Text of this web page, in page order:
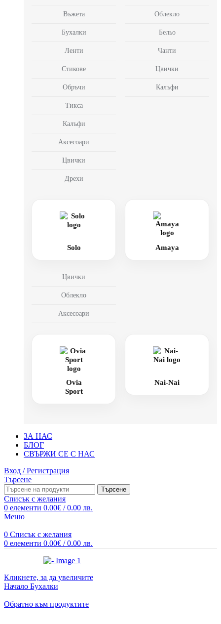
Въжета
Бухалки
Ленти
Стикове
Обръчи
Тикса
Калъфи
Аксесоари
Цвички
Дрехи
Облекло
Бельо
Чанти
Цвички
Калъфи
Solo
Цвички
Облекло
Аксесоари
Amaya
Ovia
Sport
Nai-Nai
ЗА НАС
БЛОГ
СВЪРЖИ СЕ С НАС
Вход / Регистрация
Търсене
Търсене
Списък с желания
0 елементи 0.00€ / 0.00 лв.
Меню
0 Списък с желания
0 елементи 0.00€ / 0.00 лв.
Кликнете, за да увеличите
Начало Бухалки
Обратно към продуктите